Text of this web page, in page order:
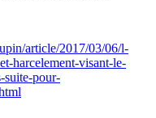
article/2017/03/06/l-
harcelement-visant-le-
suite-pour-